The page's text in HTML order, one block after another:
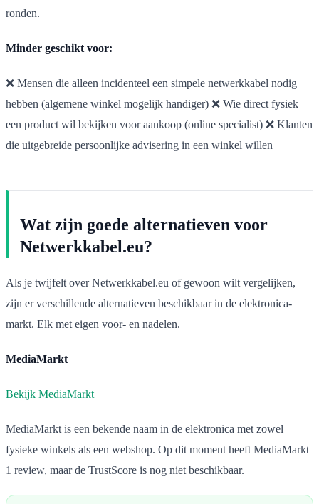
ronden.
Minder geschikt voor:
❌ Mensen die alleen incidenteel een simpele netwerkkabel nodig
hebben (algemene winkel mogelijk handiger) ❌ Wie direct fysiek
een product wil bekijken voor aankoop (online specialist) ❌ Klanten
die uitgebreide persoonlijke advisering in een winkel willen
Wat zijn goede alternatieven voor
Netwerkkabel.eu?
Als je twijfelt over Netwerkkabel.eu of gewoon wilt vergelijken,
zijn er verschillende alternatieven beschikbaar in de elektronica-
markt. Elk met eigen voor- en nadelen.
MediaMarkt
Bekijk MediaMarkt
MediaMarkt is een bekende naam in de elektronica met zowel
fysieke winkels als een webshop. Op dit moment heeft MediaMarkt
1 review, maar de TrustScore is nog niet beschikbaar.